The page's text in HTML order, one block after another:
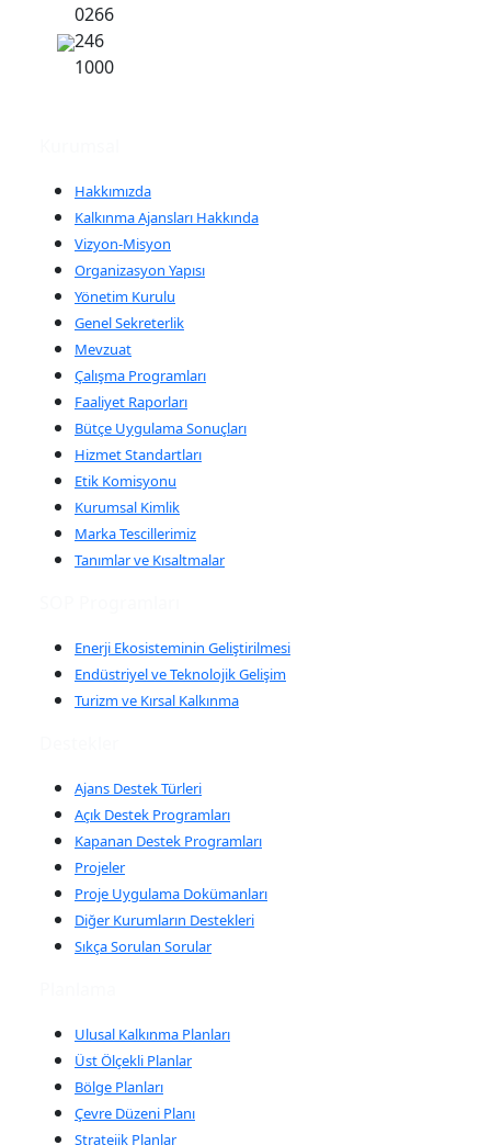
0266
246
1000
Hakkımızda
Kalkınma Ajansları Hakkında
Vizyon-Misyon
Organizasyon Yapısı
Yönetim Kurulu
Genel Sekreterlik
Mevzuat
Çalışma Programları
Faaliyet Raporları
Bütçe Uygulama Sonuçları
Hizmet Standartları
Etik Komisyonu
Kurumsal Kimlik
Marka Tescillerimiz
Tanımlar ve Kısaltmalar
Enerji Ekosisteminin Geliştirilmesi
Endüstriyel ve Teknolojik Gelişim
Turizm ve Kırsal Kalkınma
Ajans Destek Türleri
Açık Destek Programları
Kapanan Destek Programları
Projeler
Proje Uygulama Dokümanları
Diğer Kurumların Destekleri
Sıkça Sorulan Sorular
Ulusal Kalkınma Planları
Üst Ölçekli Planlar
Bölge Planları
Çevre Düzeni Planı
Stratejik Planlar